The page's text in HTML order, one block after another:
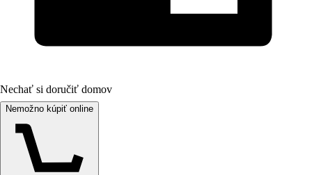
Nechať si doručiť domov
Nemožno kúpiť online